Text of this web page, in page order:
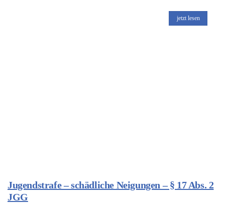
jetzt lesen
Jugendstrafe – schädliche Neigungen – § 17 Abs. 2
JGG